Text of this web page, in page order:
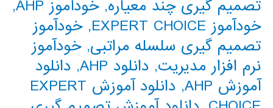
تصمیم گیری چند معیاره,خودآموز AHP
,
خودآموز EXPERT CHOICE
,خودآموز
تصمیم گیری سلسله مراتبی,خودآموز
نرم افزار مدیریت, دانلود AHP , دانلود
آموزش AHP
,
دانلود آموزش EXPERT